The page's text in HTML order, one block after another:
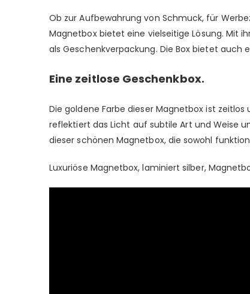
Ob zur Aufbewahrung von Schmuck, für
Magnetbox bietet eine vielseitige Lösung. Mit
als Geschenkverpackung. Die Box bietet auch
Eine zeitlose Geschenkbox.
Die goldene Farbe dieser Magnetbox ist
reflektiert das Licht auf subtile Art und Weise
dieser schönen Magnetbox, die sowohl
Luxuriöse Magnetbox, laminiert silber,